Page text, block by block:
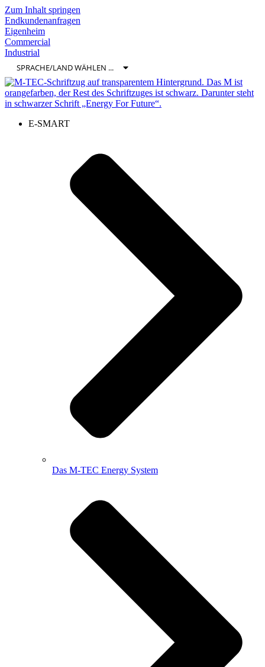
Zum Inhalt springen
Endkundenanfragen
Eigenheim
Commercial
Industrial
E-SMART
Das M-TEC Energy System